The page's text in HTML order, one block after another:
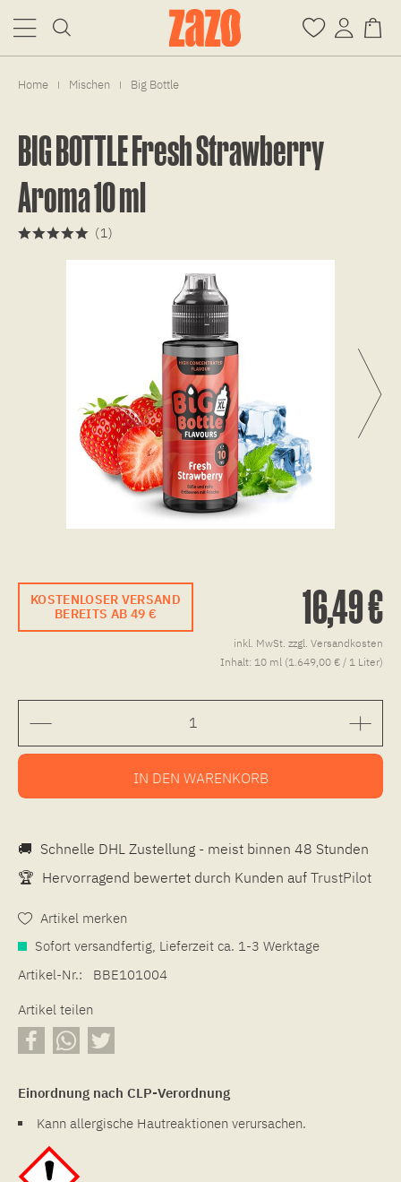
Home | Mischen | Big Bottle
BIG BOTTLE Fresh Strawberry
Aroma 10 ml
(1 )
KOSTENLOSER VERSAND
BEREITS AB 49 €
16,49 €
inkl. MwSt. zzgl. Versandkosten
Inhalt: 10 ml (1.649,00 € / 1 Liter)
IN DEN WARENKORB
🚚 Schnelle DHL Zustellung - meist binnen 48 Stunden
🏆 Hervorragend bewertet durch Kunden auf TrustPilot
Artikel merken
Sofort versandfertig, Lieferzeit ca. 1-3 Werktage
Artikel-Nr.:
BBE101004
Artikel teilen
Einordnung nach CLP-Verordnung
Kann allergische Hautreaktionen verursachen.